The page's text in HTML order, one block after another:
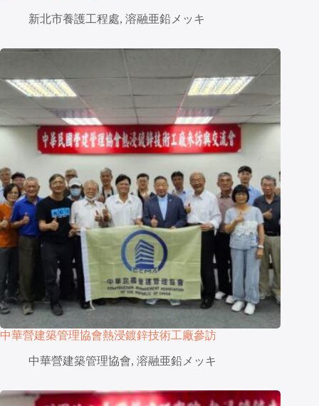
新北市養護工程處, 溶融亜鉛メッキ
中華營建築管理協會熱浸鍍鋅技術工廠參訪
中華營建築管理協會, 溶融亜鉛メッキ